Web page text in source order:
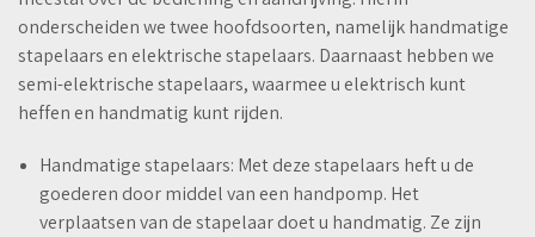
onderscheiden we twee hoofdsoorten, namelijk handmatige
stapelaars en elektrische stapelaars. Daarnaast hebben we
semi-elektrische stapelaars, waarmee u elektrisch kunt
heffen en handmatig kunt rijden.
Handmatige stapelaars: Met deze stapelaars heft u de
goederen door middel van een handpomp. Het
verplaatsen van de stapelaar doet u handmatig. Ze zijn